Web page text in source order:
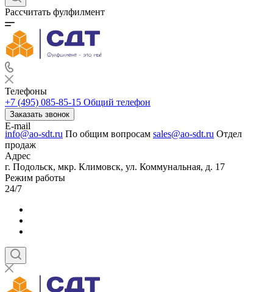
Рассчитать фулфилмент
Телефоны
+7 (495) 085-85-15 Общий телефон
Заказать звонок
E-mail
info@ao-sdt.ru По общим вопросам sales@ao-sdt.ru Отдел
продаж
Адрес
г. Подольск, мкр. Климовск, ул. Коммунальная, д. 17
Режим работы
24/7